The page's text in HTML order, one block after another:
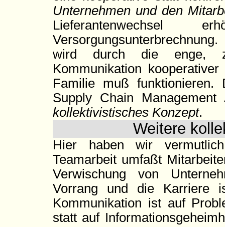
Unternehmen und den
wird durch die enge,
Kommunikation
Familie muß
Supply Chain
kollektivistisches Konzept.
Weitere
Hier haben wir
Teamarbeit umfaßt
Verwischung von
Vorrang und die Karriere
Kommunikation ist auf
statt auf